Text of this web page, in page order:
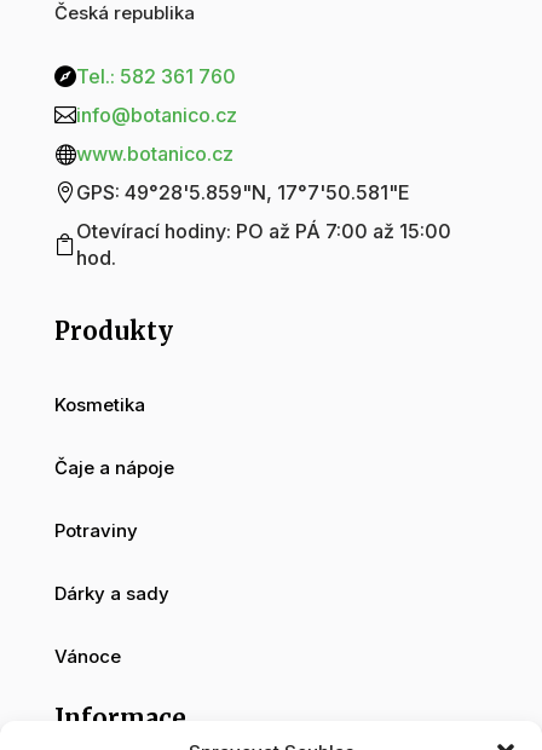
Česká republika
Tel.: 582 361 760
info@botanico.cz
www.botanico.cz
GPS: 49°28'5.859"N, 17°7'50.581"E

Otevírací hodiny: PO až PÁ 7:00 až 15:00
hod.
Produkty
Kosmetika
Čaje a nápoje
Potraviny
Dárky a sady
Vánoce
Informace